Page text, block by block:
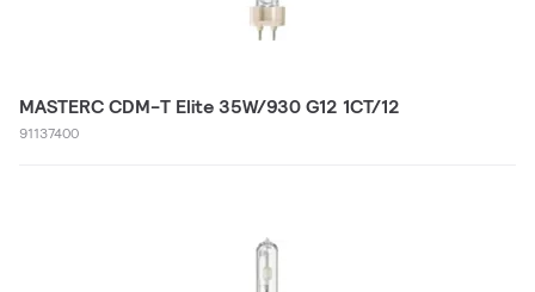
MASTERC CDM-T Elite 35W/930 G12 1CT/12
91137400